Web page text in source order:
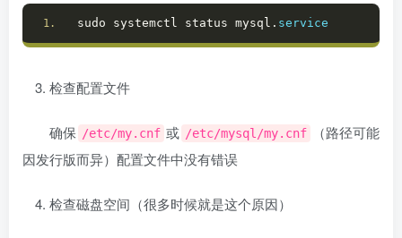
sudo systemctl status mysql. service
检查配置文件
确保 /etc/my.cnf 或 /etc/mysql/my.cnf
（路径可能
因发行版而异）配置文件中没有错误
检查磁盘空间（很多时候就是这个原因）